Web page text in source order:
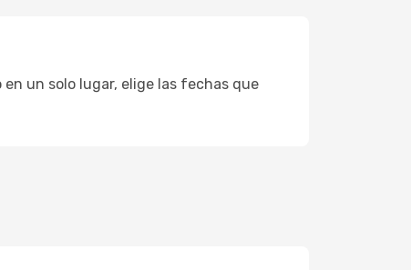
un solo lugar, elige las fechas que